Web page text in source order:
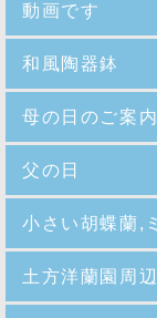
動画です
和風陶器鉢
母の日のご案内
父の日
小さい胡蝶蘭,
土方洋蘭園周